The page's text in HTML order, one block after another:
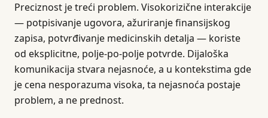
Preciznost je treći problem. Visokorizične interakcije
— potpisivanje ugovora, ažuriranje finansijskog
zapisa, potvrđivanje medicinskih detalja — koriste
od eksplicitne, polje-po-polje potvrde. Dijaloška
komunikacija stvara nejasnoće, a u kontekstima gde
je cena nesporazuma visoka, ta nejasnoća postaje
problem, a ne prednost.